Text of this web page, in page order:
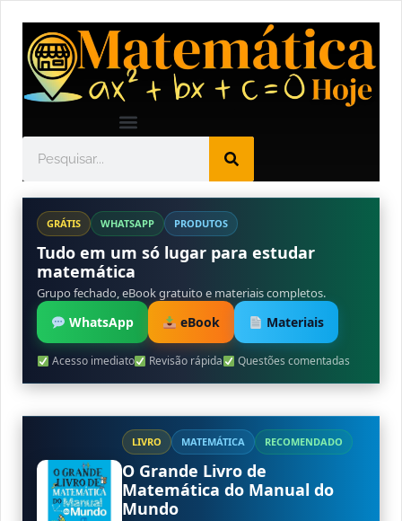
GRÁTIS WHATSAPP PRODUTOS
Tudo em um só lugar para estudar
matemática
Grupo fechado, eBook gratuito e materiais completos.
WhatsApp eBook Materiais
Acesso imediato Revisão rápida Questões comentadas
LIVRO MATEMÁTICA RECOMENDADO
O Grande Livro de
Matemática do Manual do
Mundo